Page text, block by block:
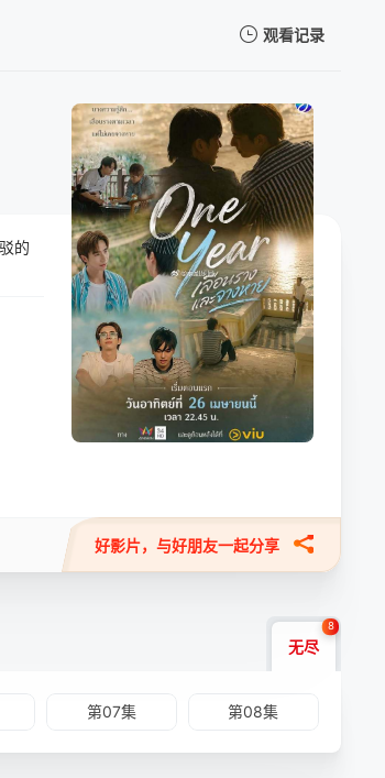
观看记录
暂无观看影片的记录
的
好影片，与好朋友一起分享
无尽
8
第07集 第08集